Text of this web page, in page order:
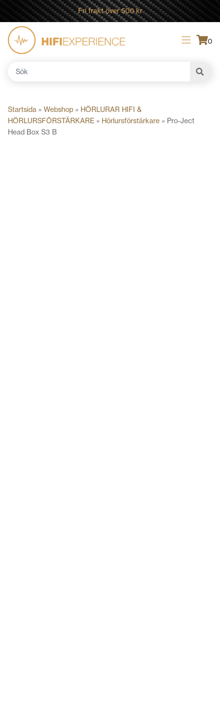
Fri frakt över 500 kr
0
Sök
Startsida » Webshop » HÖRLURAR HIFI &
HÖRLURSFÖRSTÄRKARE » Hörlursförstärkare » Pro-Ject
Head Box S3 B